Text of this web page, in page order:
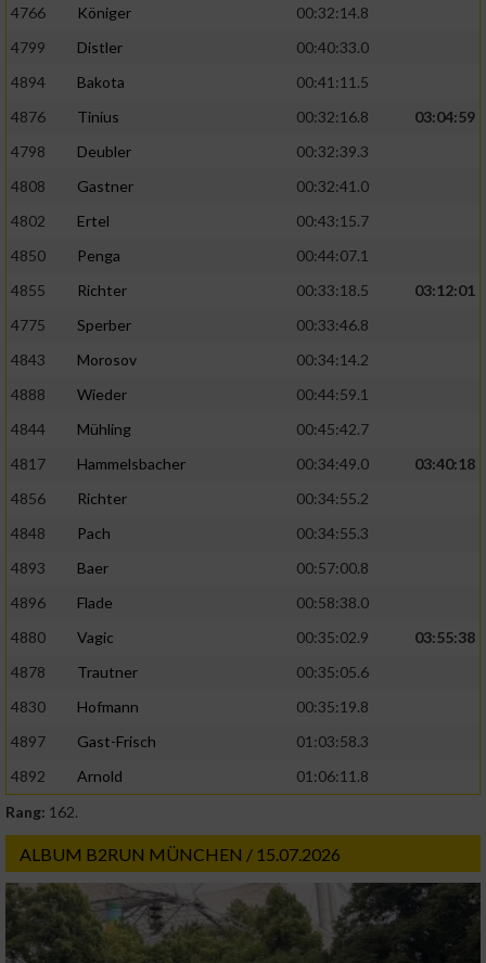
4766 Königer
00:32:14.8
4799
Distler
00:40:33.0
4894
Bakota
00:41:11.5
4876
Tinius 00:32:16.8
03:04:59
4798
Deubler
00:32:39.3
4808
Gastner
00:32:41.0
4802
Ertel
00:43:15.7
4850
Penga
00:44:07.1
4855
Richter 00:33:18.5
03:12:01
4775
Sperber
00:33:46.8
4843
Morosov
00:34:14.2
4888
Wieder
00:44:59.1
4844
Mühling
00:45:42.7
4817
Hammelsbacher 00:34:49.0
03:40:18
4856
Richter
00:34:55.2
4848
Pach
00:34:55.3
4893
Baer
00:57:00.8
4896
Flade
00:58:38.0
4880
Vagic 00:35:02.9
03:55:38
4878
Trautner
00:35:05.6
4830
Hofmann
00:35:19.8
4897
Gast-Frisch
01:03:58.3
4892
Arnold
01:06:11.8
Rang: 162.
ALBUM B2RUN MÜNCHEN / 15.07.2026